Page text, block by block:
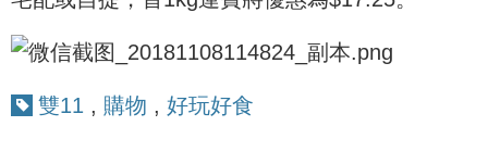
雙11 , 購物 , 好玩好食